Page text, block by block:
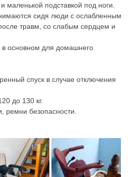
маленькой подставкой под ноги.
сидя люди с ослабленным
травм, со слабым сердцем и
в основном для домашнего
спуск в случае отключения
до 130 кг.
ремни безопасности.